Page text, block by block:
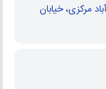
جنت آباد مرکزی، خیابان